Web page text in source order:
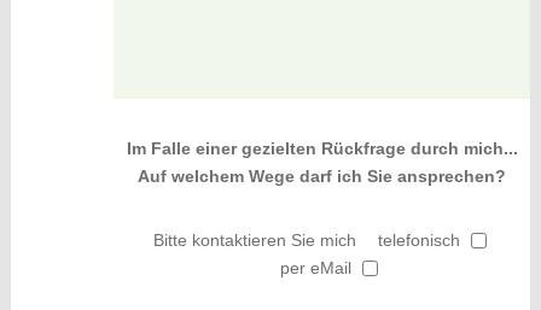
Im Falle einer gezielten Rückfrage durch mich...
Auf welchem Wege darf ich Sie ansprechen?
Bitte kontaktieren Sie mich
telefonisch
per eMail